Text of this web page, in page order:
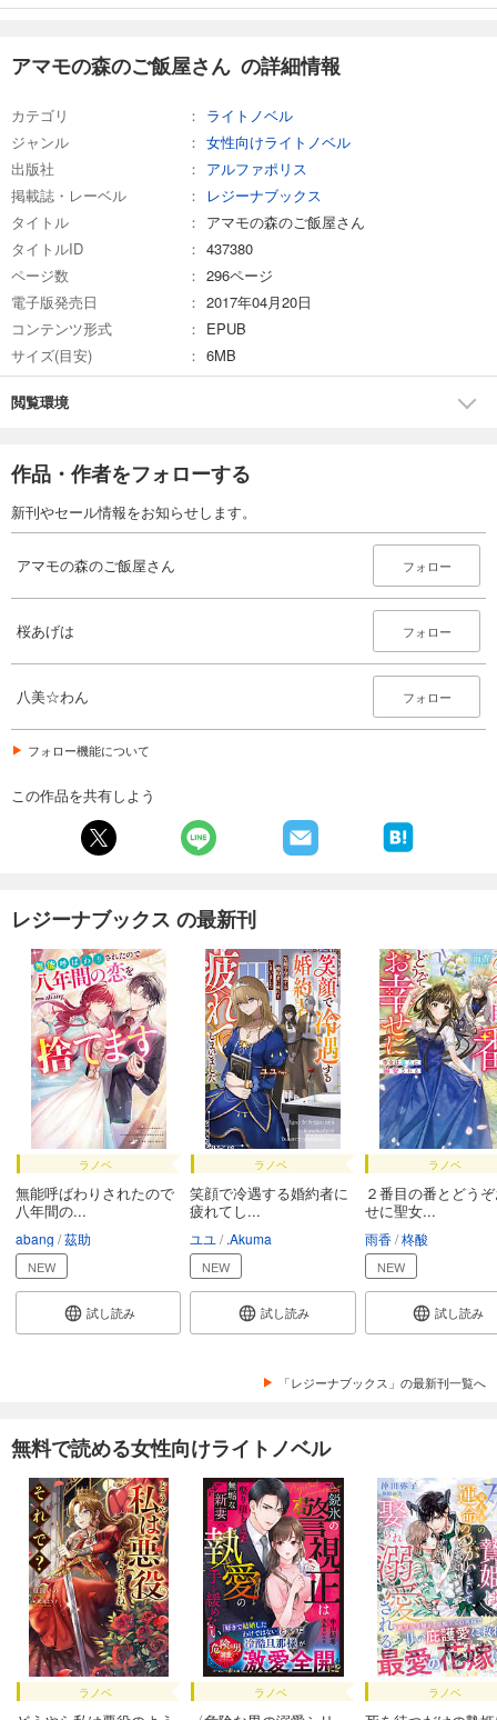
アマモの森のご飯屋さん の詳細情報
カテゴリ
ライトノベル
ジャンル
女性向けライトノベル
出版社
アルファポリス
掲載誌・レーベル
レジーナブックス
タイトル
アマモの森のご飯屋さん
タイトルID
437380
ページ数
296ページ
電子版発売日
2017年04月20日
コンテンツ形式
EPUB
サイズ(目安)
6MB
閲覧環境
作品・作者をフォローする
新刊やセール情報をお知らせします。
アマモの森のご飯屋さん フォロー
桜あげは フォロー
八美☆わん フォロー
フォロー機能について
この作品を共有しよう
レジーナブックス の最新刊
ラノベ
無能呼ばわりされたので
八年間の...
abang 茲助
NEW
試し読み
ラノベ
笑顔で冷遇する婚約者に
疲れてし...
ユユ .Akuma
NEW
試し読み
ラノベ
２番目の番とどう
せに聖女...
雨香 柊酸
NEW
試し読み
「レジーナブックス」の最新刊一覧へ
無料で読める女性向けライトノベル
ラノベ ラノベ ラノベ